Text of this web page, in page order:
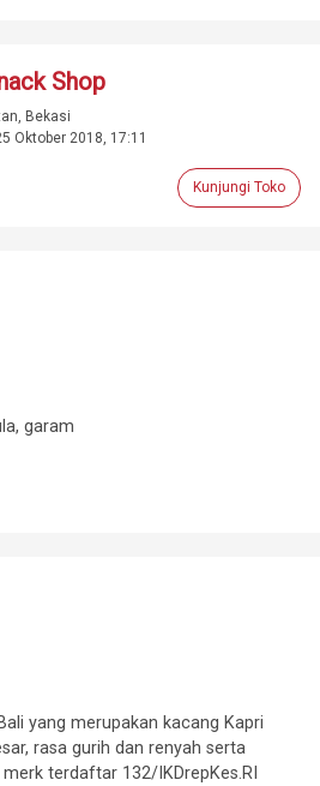
Shop
Bekasi
Oktober 2018, 17:11
Kunjungi Toko
garam
yang merupakan kacang Kapri
rasa gurih dan renyah serta
terdaftar 132/IKDrepKes.RI